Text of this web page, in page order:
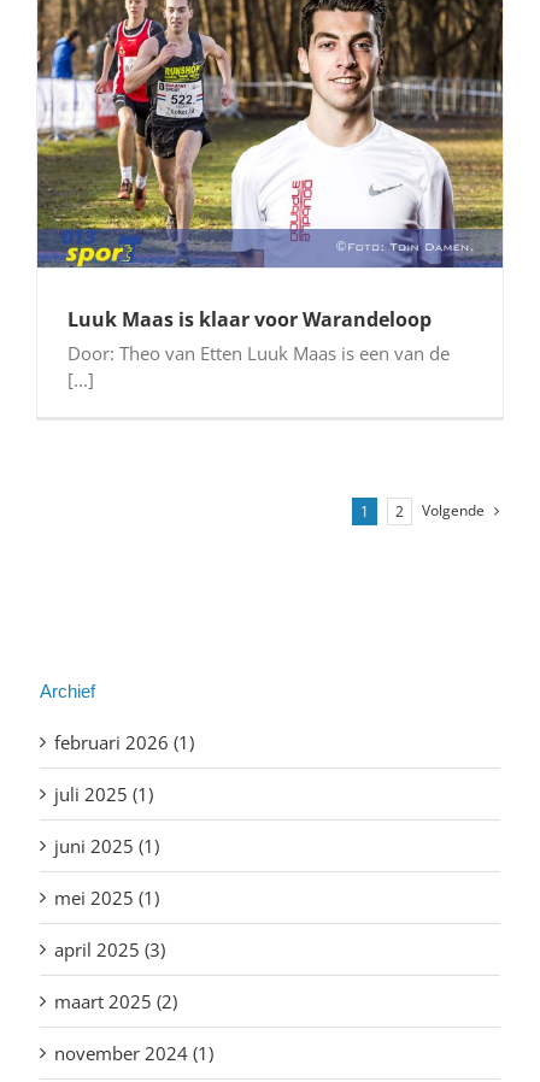
Luuk Maas is klaar voor Warandeloop
Door: Theo van Etten Luuk Maas is een van de
[...]
1 2 Volgende
Archief
februari 2026 (1)
juli 2025 (1)
juni 2025 (1)
mei 2025 (1)
april 2025 (3)
maart 2025 (2)
november 2024 (1)